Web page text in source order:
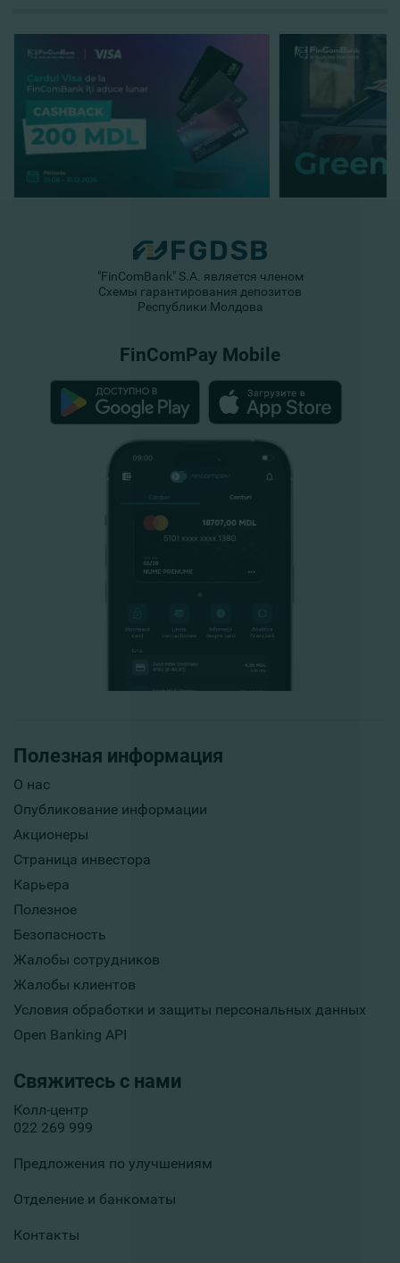
Полезная информация
О нас
Опубликование информации
Акционеры
Страница инвестора
Карьера
Полезное
Безопасность
Жалобы сотрудников
Жалобы клиентов
Условия обработки и защиты персональных данных
Open Banking API
Свяжитесь с нами
Колл-центр
022 269 999
Предложения по улучшениям
Отделение и банкоматы
Контакты
"FinComBank" S.A. является членом
Схемы гарантирования депозитов
Республики Молдова
FinComPay Mobile